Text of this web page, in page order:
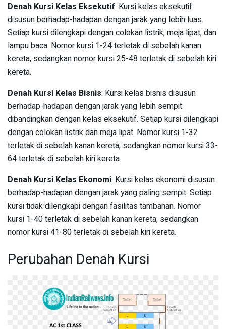
Denah Kursi Kelas Eksekutif: Kursi kelas eksekutif
disusun berhadap-hadapan dengan jarak yang lebih luas.
Setiap kursi dilengkapi dengan colokan listrik, meja lipat, dan
lampu baca. Nomor kursi 1-24 terletak di sebelah kanan
kereta, sedangkan nomor kursi 25-48 terletak di sebelah kiri
kereta.
Denah Kursi Kelas Bisnis: Kursi kelas bisnis disusun
berhadap-hadapan dengan jarak yang lebih sempit
dibandingkan dengan kelas eksekutif. Setiap kursi dilengkapi
dengan colokan listrik dan meja lipat. Nomor kursi 1-32
terletak di sebelah kanan kereta, sedangkan nomor kursi 33-
64 terletak di sebelah kiri kereta.
Denah Kursi Kelas Ekonomi: Kursi kelas ekonomi disusun
berhadap-hadapan dengan jarak yang paling sempit. Setiap
kursi tidak dilengkapi dengan fasilitas tambahan. Nomor
kursi 1-40 terletak di sebelah kanan kereta, sedangkan
nomor kursi 41-80 terletak di sebelah kiri kereta.
Perubahan Denah Kursi